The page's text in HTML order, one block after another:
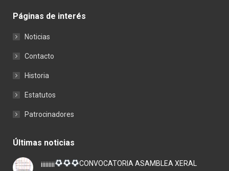
Páginas de interés
Noticias
Contacto
Historia
Estatutos
Patrocinadores
Últimas noticias
¡¡¡¡¡¡¡¡¡
CONVOCATORIA ASAMBLEA XERAL